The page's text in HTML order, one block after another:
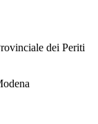
dei Periti